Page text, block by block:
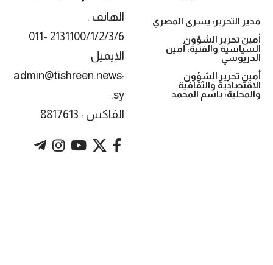
مدير التحرير: يسرى المصري
أمين تحرير الشؤون
السياسية والفنية: أمين
الدريوسي
أمين تحرير الشؤون
الاقتصادية والثقافية
والمحلية: باسم المحمد
الهاتف :
2131100/1/2/3/6 -011
الايميل
:admin@tishreen.news
.sy
الفاكس : 8817613